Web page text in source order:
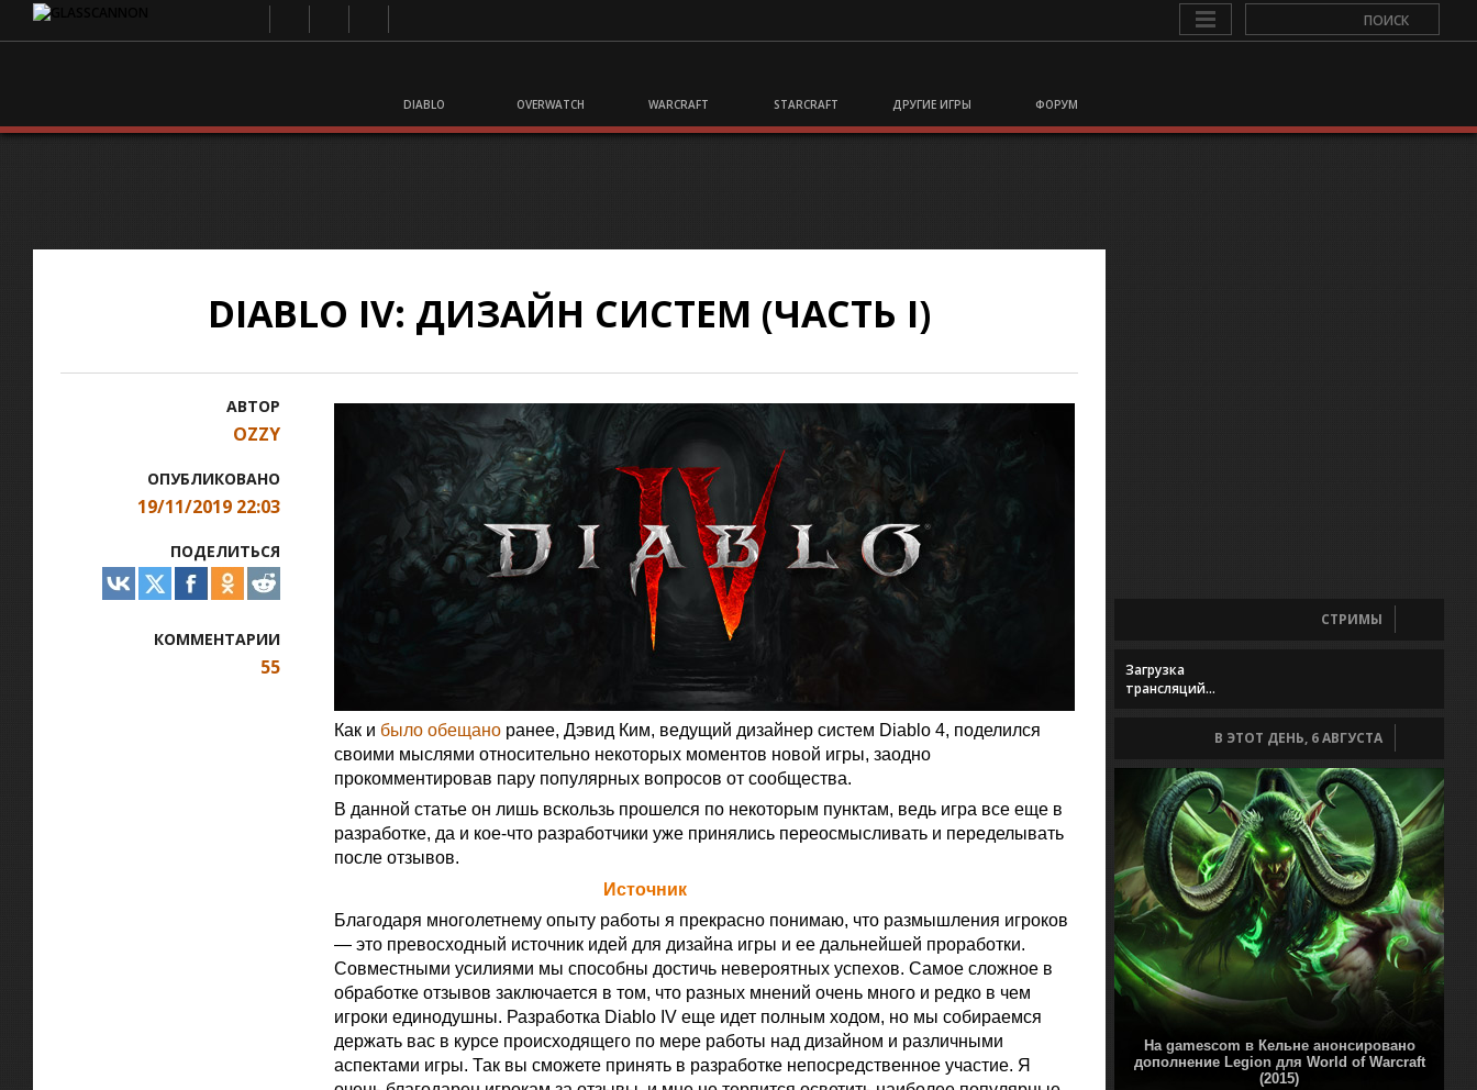
DIABLO OVERWATCH WARCRAFT STARCRAFT ДРУГИЕ ИГРЫ ФОРУМ
DIABLO IV: ДИЗАЙН СИСТЕМ (ЧАСТЬ I)
АВТОР
OZZY
ОПУБЛИКОВАНО
19/11/2019 22:03
ПОДЕЛИТЬСЯ
КОММЕНТАРИИ
55
Как и было обещано ранее, Дэвид Ким, ведущий дизайнер систем Diablo 4, поделился
своими мыслями относительно некоторых моментов новой игры, заодно
прокомментировав пару популярных вопросов от сообщества.
В данной статье он лишь вскользь прошелся по некоторым пунктам, ведь игра все еще в
разработке, да и кое-что разработчики уже принялись переосмысливать и переделывать
после отзывов.
Источник
Благодаря многолетнему опыту работы я прекрасно понимаю, что размышления игроков
— это превосходный источник идей для дизайна игры и ее дальнейшей проработки.
Совместными усилиями мы способны достичь невероятных успехов. Самое сложное в
обработке отзывов заключается в том, что разных мнений очень много и редко в чем
игроки единодушны. Разработка Diablo IV еще идет полным ходом, но мы собираемся
держать вас в курсе происходящего по мере работы над дизайном и различными
аспектами игры. Так вы сможете принять в разработке непосредственное участие. Я
СТРИМЫ
Загрузка
трансляций...
В ЭТОТ ДЕНЬ, 6 АВГУСТА
На gamescom в Кельне анонсировано
дополнение Legion для World of Warcraft
(2015)